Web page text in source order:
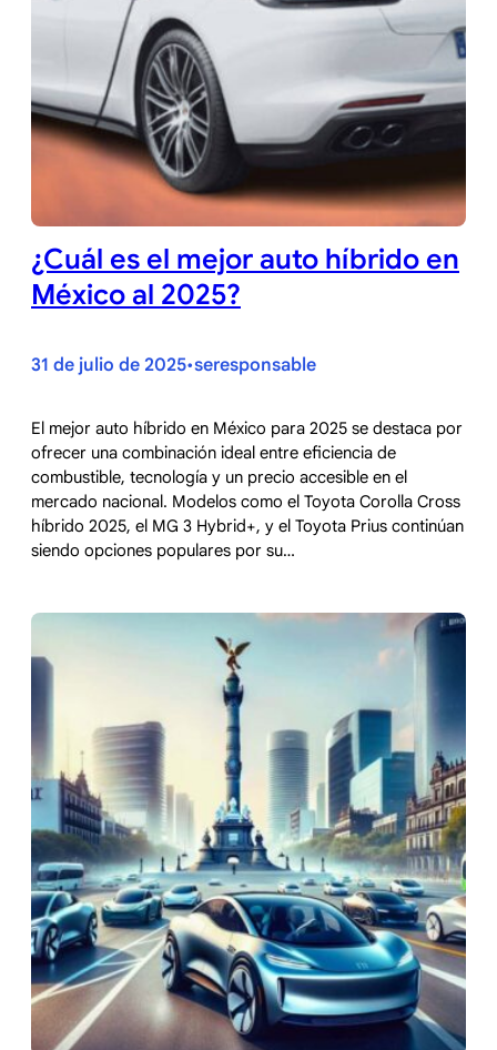
¿Cuál es el mejor auto híbrido en
México al 2025?
31 de julio de 2025•seresponsable
El mejor auto híbrido en México para 2025 se destaca por
ofrecer una combinación ideal entre eficiencia de
combustible, tecnología y un precio accesible en el
mercado nacional. Modelos como el Toyota Corolla Cross
híbrido 2025, el MG 3 Hybrid+, y el Toyota Prius continúan
siendo opciones populares por su…